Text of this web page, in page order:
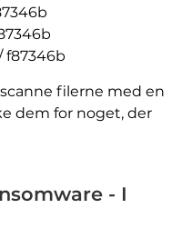
f87346b
filerne med en
dem for noget, der
- I